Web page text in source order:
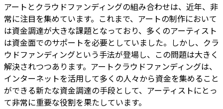
アートとクラウドファンディングの組み合わせは、近年、非
常に注目を集めています。これまで、アートの制作において
は資金調達が大きな課題となっており、多くのアーティスト
は資金面でのサポートを必要としていました。しかし、クラ
ウドファンディングという手法が登場し、この問題は大きく
解決されつつあります。アートクラウドファンディングは、
インターネットを活用して多くの人々から資金を集めること
ができる新たな資金調達の手段として、アーティストにとっ
て非常に重要な役割を果たしています。